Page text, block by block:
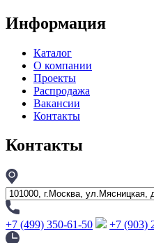
Информация
Каталог
О компании
Проекты
Распродажа
Вакансии
Контакты
Контакты
+7 (499) 350-61-50 +7 (903)